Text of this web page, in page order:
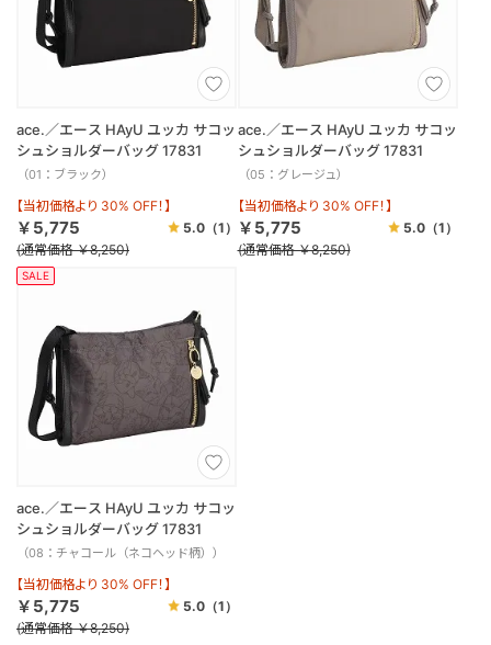
ace.／エース HAyU ユッカ サコッ
シュショルダーバッグ 17831
（01：ブラック）
【当初価格より 30% OFF！】
￥5,775 5.0（1）
(通常価格 ￥8,250)
ace.／エース HAyU ユッカ サコッ
シュショルダーバッグ 17831
（05：グレージュ）
【当初価格より 30% OFF！】
￥5,775 5.0 （1）
(通常価格 ￥8,250)
SALE
ace.／エース HAyU ユッカ サコッ
シュショルダーバッグ 17831
（08：チャコール（ネコヘッド柄））
【当初価格より 30% OFF！】
￥5,775 5.0（1）
(通常価格 ￥8,250)